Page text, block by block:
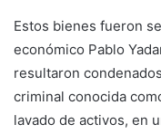
Estos bienes fueron
económico Pablo
resultaron
criminal conocida
lavado de activos, en